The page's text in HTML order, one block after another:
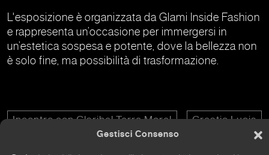
Gestisci Consenso
L'esposizione è organizzata da Glami Inside Fashion
e rappresenta un’occasione per immergersi in
un’estetica sospesa e potente, dove la bellezza non
è solo fine, ma possibilità di trasformazione.
Incontro con Claribel Terre Morel Creatio Lucis